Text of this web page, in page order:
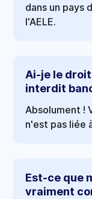
dans un pays
l'AELE.
Ai-je le
interdit
Absolument !
n'est pas liée
Est-ce que
vraiment